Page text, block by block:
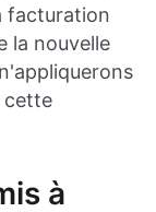
facturation
la nouvelle
cette
à